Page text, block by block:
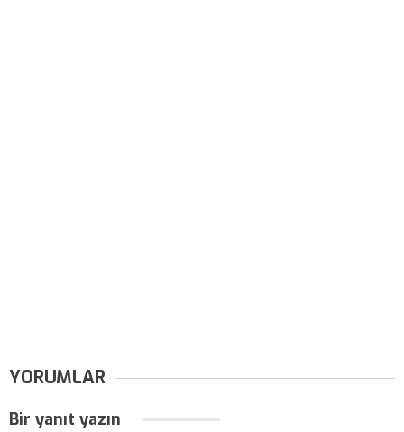
YORUMLAR
Bir yanıt yazın